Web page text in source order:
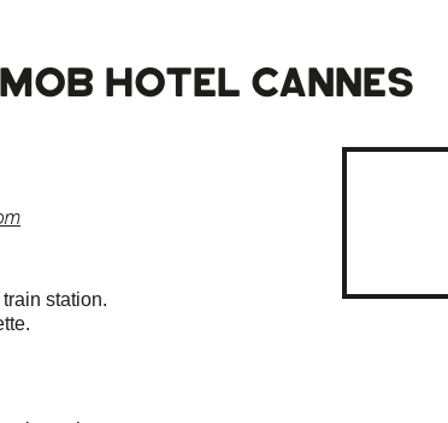
HOTEL CANNES
station.